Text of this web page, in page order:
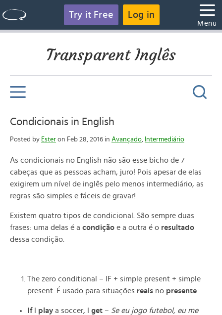
Try it Free Log in
Menu
Transparent Inglês
Condicionais in English
Posted by Ester on Feb 28, 2016 in Avançado, Intermediário
As condicionais no English não são esse bicho de 7
cabeças que as pessoas acham, juro! Pois apesar de elas
exigirem um nível de inglês pelo menos intermediário, as
regras são simples e fáceis de gravar!
Existem quatro tipos de condicional. São sempre duas
frases: uma delas é a condição e a outra é o resultado
dessa condição.
The zero conditional – IF + simple present + simple
present. É usado para situações reais no presente
IfI play a soccer, I get – Se eu jogo futebol, eu me